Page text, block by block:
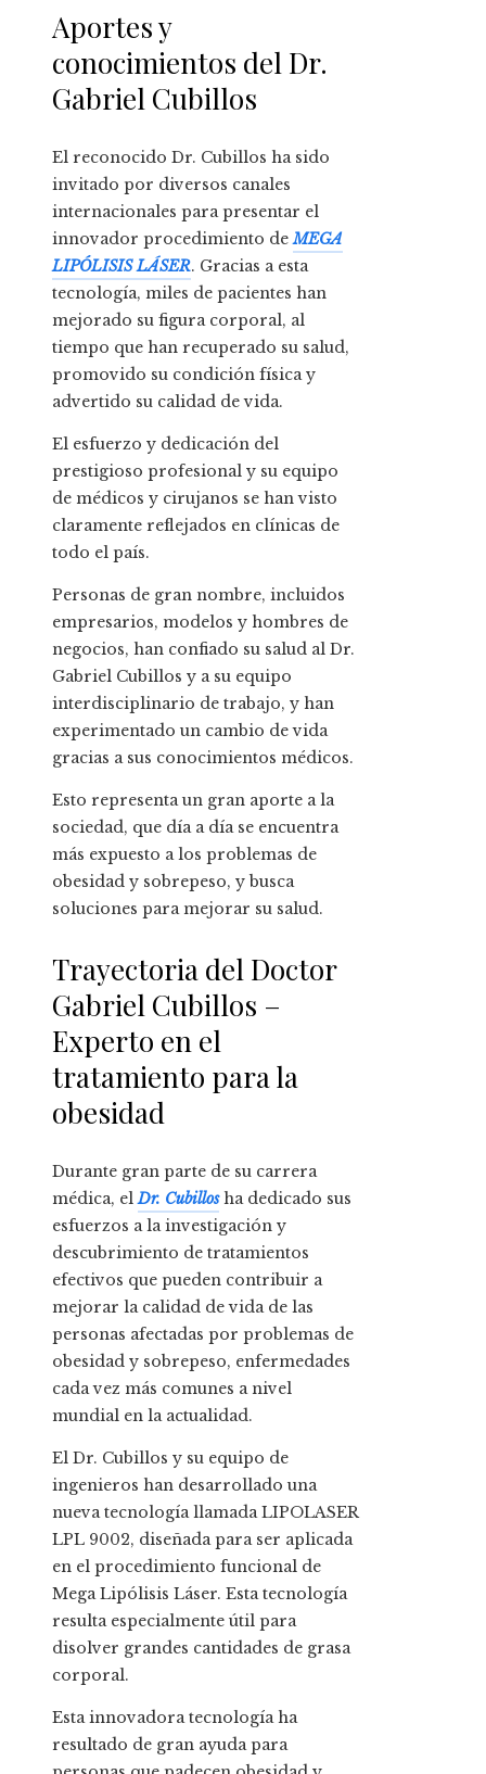
Aportes y
conocimientos del Dr.
Gabriel Cubillos
El reconocido Dr. Cubillos ha sido
invitado por diversos canales
internacionales para presentar el
innovador procedimiento deMEGA
LIPÓLISIS LÁSER. Gracias a esta
tecnología, miles de pacientes han
mejorado su figura corporal, al
tiempo que han recuperado su salud,
promovido su condición física y
advertido su calidad de vida.
El esfuerzo y dedicación del
prestigioso profesional y su equipo
de médicos y cirujanos se han visto
claramente reflejados en clínicas de
todo el país.
Personas de gran nombre, incluidos
empresarios, modelos y hombres de
negocios, han confiado su salud al Dr.
Gabriel Cubillos y a su equipo
interdisciplinario de trabajo, y han
experimentado un cambio de vida
gracias a sus conocimientos médicos.
Esto representa un gran aporte a la
sociedad, que día a día se encuentra
más expuesto a los problemas de
obesidad y sobrepeso, y busca
soluciones para mejorar su salud.
Trayectoria del Doctor
Gabriel Cubillos –
Experto en el
tratamiento para la
obesidad
Durante gran parte de su carrera
médica, elDr. Cubillosha dedicado sus
esfuerzos a la investigación y
descubrimiento de tratamientos
efectivos que pueden contribuir a
mejorar la calidad de vida de las
personas afectadas por problemas de
obesidad y sobrepeso, enfermedades
cada vez más comunes a nivel
mundial en la actualidad.
El Dr. Cubillos y su equipo de
ingenieros han desarrollado una
nueva tecnología llamada LIPOLASER
LPL 9002, diseñada para ser aplicada
en el procedimiento funcional de
Mega Lipólisis Láser. Esta tecnología
resulta especialmente útil para
disolver grandes cantidades de grasa
corporal.
Esta innovadora tecnología ha
resultado de gran ayuda para